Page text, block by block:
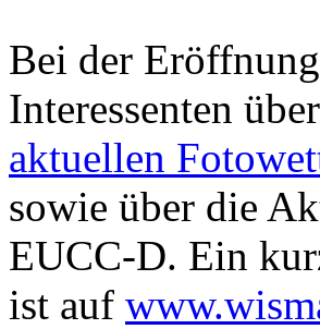
Bei der
Interessenten
aktuellen
sowie über die
EUCC-D. Ein
ist auf